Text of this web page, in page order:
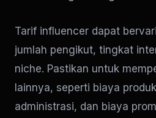
Tarif influencer dapat
jumlah pengikut, tingkat
niche. Pastikan untuk
lainnya, seperti biaya
administrasi, dan biaya